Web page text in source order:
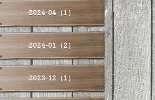
2024-04（1）
2024-01（2）
2023-12（1）